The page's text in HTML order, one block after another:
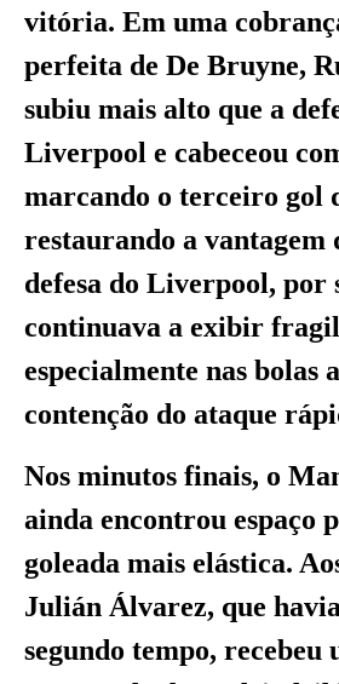
vitória. Em uma
perfeita de De Bruyne,
subiu mais alto que a
Liverpool e cabeceou
marcando o terceiro gol
restaurando a vantagem
defesa do Liverpool, por
continuava a exibir
especialmente nas bolas
contenção do ataque
Nos minutos finais, o
ainda encontrou espaço
goleada mais elástica.
Julián Álvarez, que
segundo tempo, recebeu